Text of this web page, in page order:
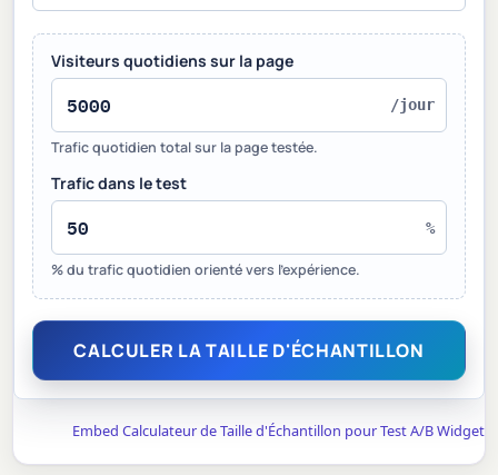
Visiteurs quotidiens sur la page
/jour
Trafic quotidien total sur la page testée.
Trafic dans le test
%
% du trafic quotidien orienté vers l'expérience.
CALCULER LA TAILLE D'ÉCHANTILLON
Embed Calculateur de Taille d'Échantillon pour Test A/B Widget